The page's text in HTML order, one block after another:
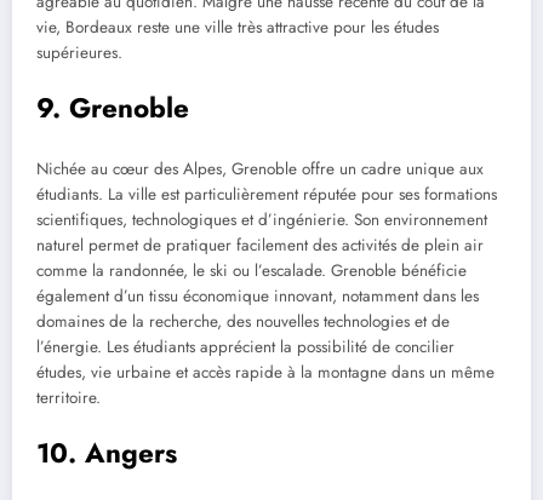
vie, Bordeaux reste une ville très attractive pour les études
supérieures.
9. Grenoble
Nichée au cœur des Alpes, Grenoble offre un cadre unique aux
étudiants. La ville est particulièrement réputée pour ses formations
scientifiques, technologiques et d’ingénierie. Son environnement
naturel permet de pratiquer facilement des activités de plein air
comme la randonnée, le ski ou l’escalade. Grenoble bénéficie
également d’un tissu économique innovant, notamment dans les
domaines de la recherche, des nouvelles technologies et de
l’énergie. Les étudiants apprécient la possibilité de concilier
études, vie urbaine et accès rapide à la montagne dans un même
territoire.
10. Angers